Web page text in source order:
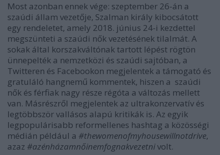
Most azonban ennek vége: szeptember 26-án a
szaúdi állam vezetője, Szalman király kibocsátott
egy rendeletet, amely 2018. június 24-i kezdettel
megszünteti a szaúdi nők vezetésének tilalmát. A
sokak által korszakváltónak tartott lépést rögtön
ünnepelték a nemzetközi és szaúdi sajtóban, a
Twitteren és Facebookon megjelentek a támogató és
gratuláló hangnemű kommentek, hiszen a szaúdi
nők és férfiak nagy része régóta a változás mellett
van. Másrészről megjelentek az ultrakonzervatív és
legtöbbször vallásos alapú kritikák is. Az egyik
legpopulárisabb reformellenes hashtag a közösségi
médián például a #thewomenofmyhousewillnotdrive,
azaz #azénházamnőinemfognakvezetnivolt.